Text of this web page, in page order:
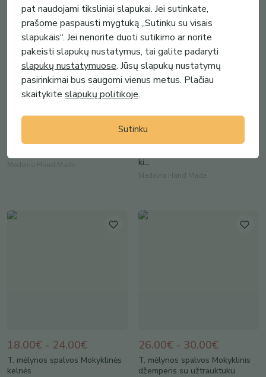
T. mėlynos spalvos Mokyklinis
Medeina Hand Made
24.00€ - 29.00€
T. mėlynos spalvos Mokyklinis
ki...
Medeina Hand Made
18.00€ - 24.00€
T. mėlynos spalvos Mokyklinės
kelnės
26.00€ - 30.00€
T. mėlynos spalvos Mokyklinis
džemperis su užtrauktuku
pat naudojami tiksliniai slapukai. Jei sutinkate,
prašome paspausti mygtuką „Sutinku su visais
slapukais“. Jei nenorite duoti sutikimo ar norite
pakeisti slapukų nustatymus, tai galite padaryti
slapukų nustatymuose. Jūsų slapukų nustatymų
pasirinkimai bus saugomi vienus metus. Plačiau
skaitykite slapukų politikoje.
Sutinku